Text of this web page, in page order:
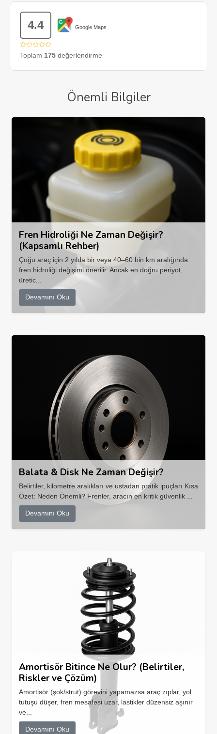
4.4 Google Maps
✩✩✩✩✩
Toplam 175 değerlendirme
Önemli Bilgiler
Fren Hidroliği Ne Zaman Değişir?
(Kapsamlı Rehber)
Çoğu araç için 2 yılda bir veya 40–60 bin km aralığında
fren hidroliği değişimi önerilir. Ancak en doğru periyot,
üretic...
Devamını Oku
Balata & Disk Ne Zaman Değişir?
Belirtiler, kilometre aralıkları ve ustadan pratik ipuçları Kısa
Özet: Neden Önemli? Frenler, aracın en kritik güvenlik ...
Devamını Oku
Amortisör Bitince Ne Olur? (Belirtiler,
Riskler ve Çözüm)
Amortisör (şok/strut) görevini yapamazsa araç zıplar, yol
tutuşu düşer, fren mesafesi uzar, lastikler düzensiz aşınır
ve...
Devamını Oku